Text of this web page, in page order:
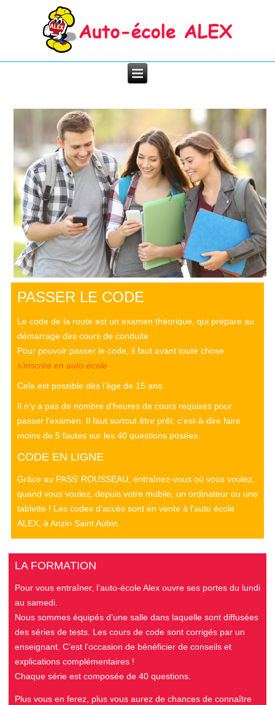
PASSER LE CODE
Le code de la route est un examen théorique, qui prépare au
démarrage des cours de conduite.
Pour pouvoir passer le code, il faut avant toute chose
s’inscrire en auto-école
Cela est possible dès l’âge de 15 ans.
Il n’y a pas de nombre d’heures de cours requises pour
passer l’examen. Il faut surtout être prêt, c’est-à-dire faire
moins de 5 fautes sur les 40 questions posées.
CODE EN LIGNE
Grâce au PASS’ ROUSSEAU, entraînez-vous où vous voulez,
quand vous voulez, depuis votre mobile, un ordinateur ou une
tablette ! Les codes d’accès sont en vente à l’auto école
ALEX, à Anzin Saint Aubin.
LA FORMATION
Pour vous entraîner, l’auto-école Alex ouvre ses portes du lundi
au samedi.
Nous sommes équipés d’une salle dans laquelle sont diffusées
des séries de tests. Les cours de code sont corrigés par un
enseignant. C’est l’occasion de bénéficier de conseils et
explications complémentaires !
Chaque série est composée de 40 questions.
Plus vous en ferez, plus vous aurez de chances de connaître